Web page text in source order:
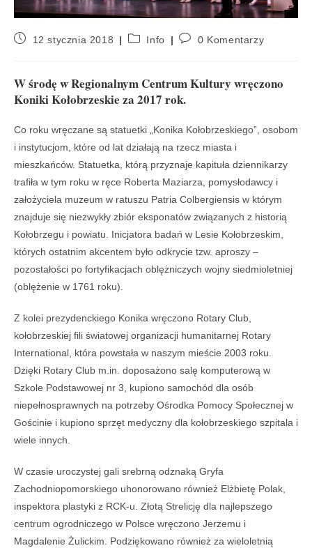
12 stycznia 2018 Info 0 Komentarzy
W środę w Regionalnym Centrum Kultury wręczono
Koniki Kołobrzeskie za 2017 rok.
Co roku wręczane są statuetki „Konika Kołobrzeskiego”, osobom
i instytucjom, które od lat działają na rzecz miasta i
mieszkańców. Statuetka, którą przyznaje kapituła dziennikarzy
trafiła w tym roku w ręce Roberta Maziarza, pomysłodawcy i
założyciela muzeum w ratuszu Patria Colbergiensis w którym
znajduje się niezwykły zbiór eksponatów związanych z historią
Kołobrzegu i powiatu. Inicjatora badań w Lesie Kołobrzeskim,
których ostatnim akcentem było odkrycie tzw. aproszy –
pozostałości po fortyfikacjach oblężniczych wojny siedmioletniej
(oblężenie w 1761 roku).
Z kolei prezydenckiego Konika wręczono Rotary Club,
kołobrzeskiej fili światowej organizacji humanitarnej Rotary
International, która powstała w naszym mieście 2003 roku.
Dzięki Rotary Club m.in. doposażono salę komputerową w
Szkole Podstawowej nr 3, kupiono samochód dla osób
niepełnosprawnych na potrzeby Ośrodka Pomocy Społecznej w
Gościnie i kupiono sprzęt medyczny dla kołobrzeskiego szpitala i
wiele innych.
W czasie uroczystej gali srebrną odznaką Gryfa
Zachodniopomorskiego uhonorowano również Elżbietę Polak,
inspektora plastyki z RCK-u. Złotą Strelicję dla najlepszego
centrum ogrodniczego w Polsce wręczono Jerzemu i
Magdalenie Żulickim. Podziękowano również za wieloletnią